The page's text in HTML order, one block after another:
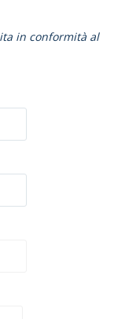
in conformità al